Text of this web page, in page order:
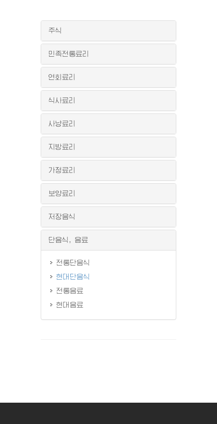
주식
민족전통료리
연회료리
식사료리
사냥료리
지방료리
가정료리
보양료리
저장음식
단음식, 음료
전통단음식
현대단음식
전통음료
현대음료